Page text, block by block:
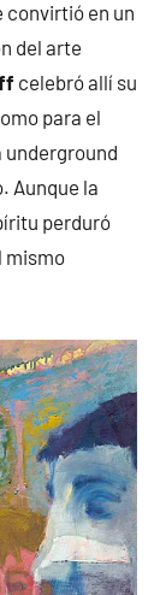
convirtió en un
del arte
celebró allí su
para el
Aunque la
perduró
mismo